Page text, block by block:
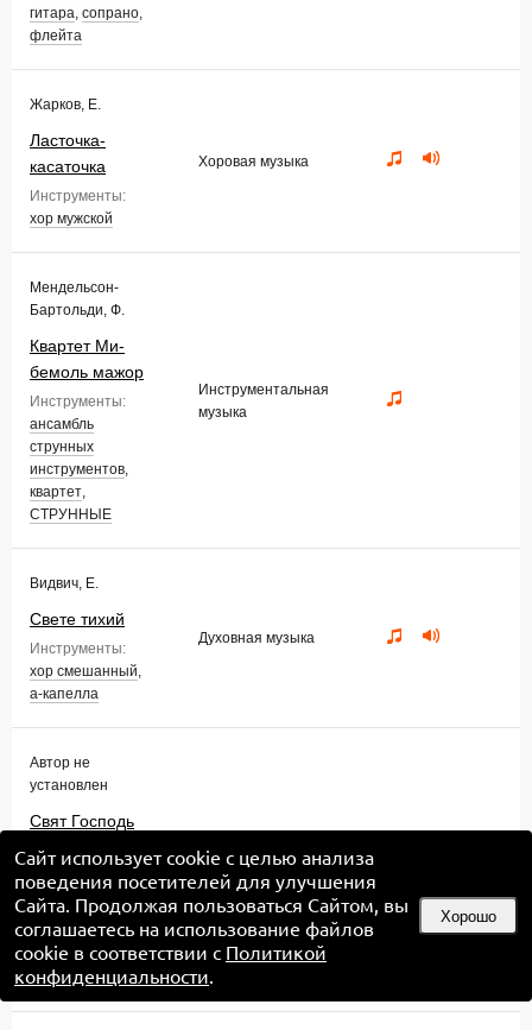
Сайт использует cookie с целью анализа
поведения посетителей для улучшения
Сайта. Продолжая пользоваться Сайтом, вы
соглашаетесь на использование файлов
cookie в соответствии с Политикой
конфиденциальности.
Хорошо
гитара, сопрано,
флейта
Жарков, Е.
Ласточка-
касаточка
Инструменты:
хор мужской
Хоровая музыка
Мендельсон-
Бартольди, Ф.
Квартет Ми-
бемоль мажор
Инструменты:
ансамбль
струнных
инструментов,
квартет,
СТРУННЫЕ
Инструментальная
музыка
Видвич, Е.
Свете тихий
Инструменты:
хор смешанный,
а-капелла
Духовная музыка
Автор не
установлен
Свят Господь
Бог наш
роспева, Глас
I)
Инструменты:
хор смешанный
Духовная музыка